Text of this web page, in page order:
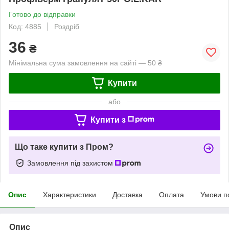
Готово до відправки
Код: 4885
Роздріб
36 ₴
Мінімальна сума замовлення на сайті — 50 ₴
Купити
або
Купити з
Що таке купити з Пром?
Замовлення під захистом
Опис Характеристики Доставка Оплата Умови
Опис